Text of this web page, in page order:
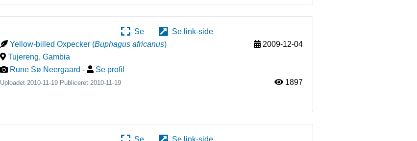
Se
Se link-side
Yellow-billed Oxpecker (Buphagus africanus)
2009-12-04
Tujereng,Gambia
Rune Sø Neergaard - Se profil
Uploadet 2010-11-19 Publiceret2010-11-19 1897